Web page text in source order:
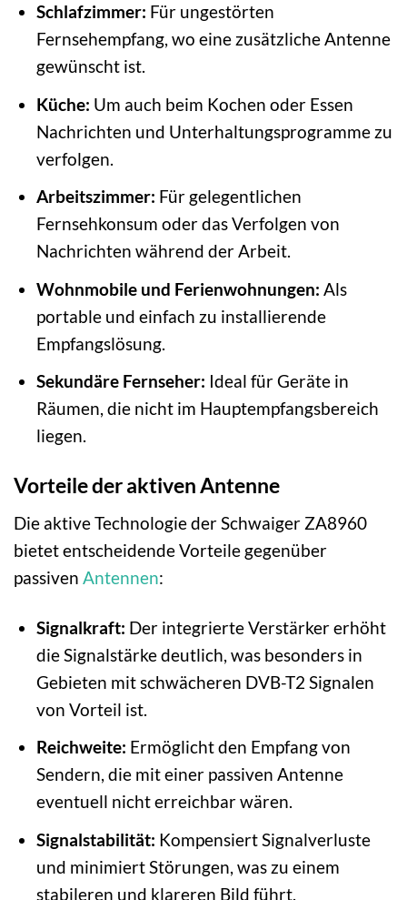
Schlafzimmer: Für ungestörten
Fernsehempfang, wo eine zusätzliche Antenne
gewünscht ist.
Küche: Um auch beim Kochen oder Essen
Nachrichten und Unterhaltungsprogramme zu
verfolgen.
Arbeitszimmer: Für gelegentlichen
Fernsehkonsum oder das Verfolgen von
Nachrichten während der Arbeit.
Wohnmobile und Ferienwohnungen: Als
portable und einfach zu installierende
Empfangslösung.
Sekundäre Fernseher: Ideal für Geräte in
Räumen, die nicht im Hauptempfangsbereich
liegen.
Vorteile der aktiven Antenne
Die aktive Technologie der Schwaiger ZA8960
bietet entscheidende Vorteile gegenüber
passiven Antennen:
Signalkraft: Der integrierte Verstärker erhöht
die Signalstärke deutlich, was besonders in
Gebieten mit schwächeren DVB-T2 Signalen
von Vorteil ist.
Reichweite: Ermöglicht den Empfang von
Sendern, die mit einer passiven Antenne
eventuell nicht erreichbar wären.
Signalstabilität: Kompensiert Signalverluste
und minimiert Störungen, was zu einem
stabileren und klareren Bild führt.